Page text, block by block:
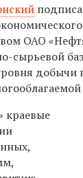
ОАО
сырьевой
добычи
краевые